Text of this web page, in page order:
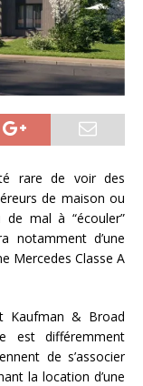
rare de voir des
de maison ou
de mal à “écouler”
notamment d’une
Mercedes Classe A
Kaufman & Broad
est différemment
de s’associer
la location d’une